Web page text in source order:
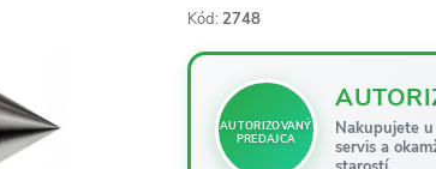
Kód: 2748
AUTORIZOVANÝ
PREDAJCA
Nakupujete
servis a